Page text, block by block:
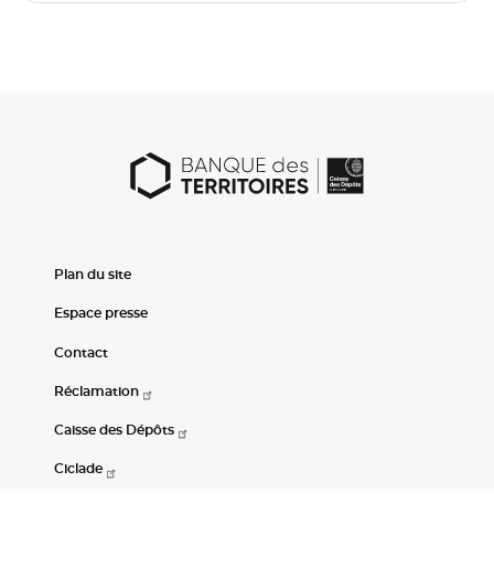
Plan du site
Espace presse
Contact
Réclamation
Caisse des Dépôts
Ciclade